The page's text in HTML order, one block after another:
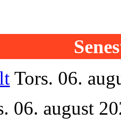
Tors. 06.
06. august